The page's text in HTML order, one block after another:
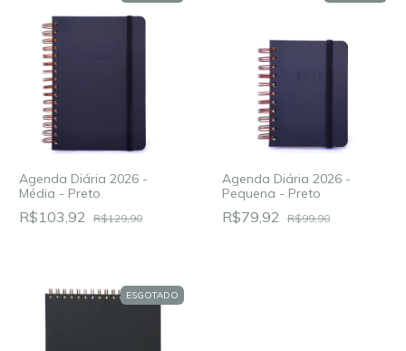
Agenda Diária 2026 -
Média - Preto
R$103,92 R$129,90
Agenda Diária 2026 -
Pequena - Preto
R$79,92 R$99,90
ESGOTADO